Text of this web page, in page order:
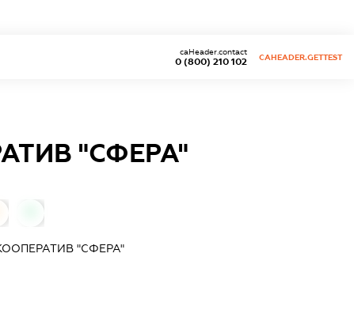
0 (800) 210 102
caHeader.contact
CAHEADER.GETTEST
"СФЕРА"
"СФЕРА"